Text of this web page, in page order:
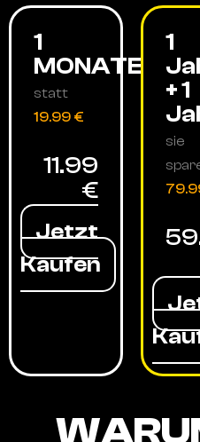
1
MONATE
statt
19.99 €
11.99
€
Jetzt
Kaufen
1
+ 1
sie